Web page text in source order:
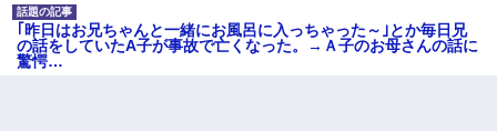
｢昨日はお兄ちゃんと一緒にお風呂に入っちゃった～｣とか毎日兄
の話をしていたA子が事故で亡くなった。→Ａ子のお母さんの話に
驚愕…